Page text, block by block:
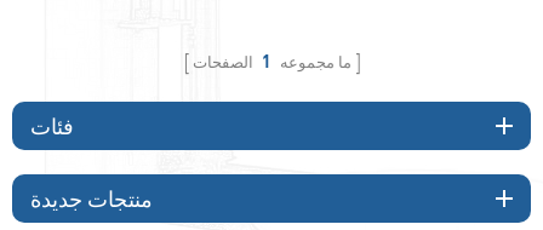
ما مجموعه 1 الصفحات
فئات
منتجات جديدة